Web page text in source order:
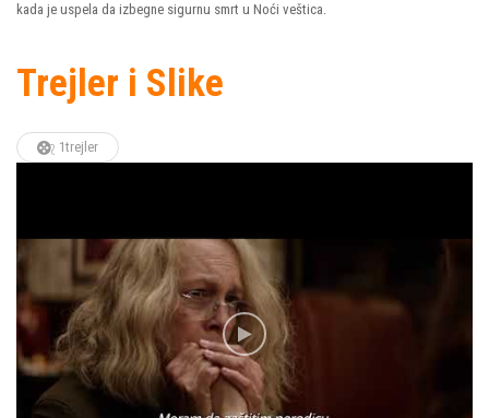
kada je uspela da izbegne sigurnu smrt u Noći veštica.
Trejler i Slike
1trejler